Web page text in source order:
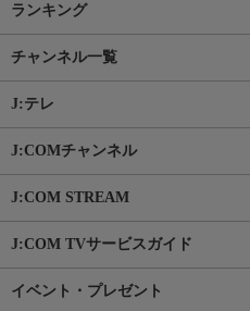
ランキング
チャンネル一覧
J:テレ
J:COMチャンネル
J:COM STREAM
J:COM TVサービスガイド
イベント・プレゼント